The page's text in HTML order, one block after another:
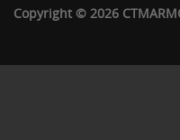
Copyright © 2026